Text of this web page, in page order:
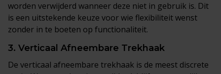
worden verwijderd wanneer deze niet in gebruik is. Dit
is een uitstekende keuze voor wie flexibiliteit wenst
zonder in te boeten op functionaliteit.
3. Verticaal Afneembare Trekhaak
De verticaal afneembare trekhaak is de meest discrete